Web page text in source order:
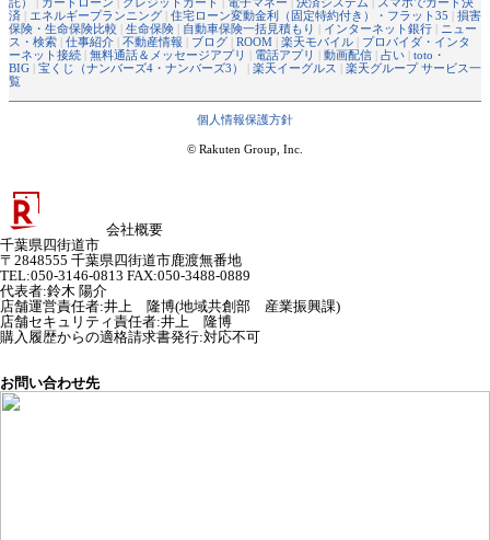
済 | エネルギープランニング | 住宅ローン変動金利（固定特約付き）・フラット35 | 損害
保険・生命保険比較 | 生命保険 | 自動車保険一括見積もり | インターネット銀行 | ニュー
ス・検索 | 仕事紹介 | 不動産情報 | ブログ | ROOM | 楽天モバイル | プロバイダ・インタ
ーネット接続 | 無料通話＆メッセージアプリ | 電話アプリ | 動画配信 | 占い | toto・
BIG | 宝くじ（ナンバーズ4・ナンバーズ3） | 楽天イーグルス | 楽天グループ サービス一
覧
個人情報保護方針
© Rakuten Group, Inc.
会社概要
千葉県四街道市
〒2848555 千葉県四街道市鹿渡無番地
TEL:050-3146-0813 FAX:050-3488-0889
代表者:鈴木 陽介
店舗運営責任者:井上 隆博(地域共創部 産業振興課)
店舗セキュリティ責任者:井上 隆博
購入履歴からの適格請求書発行:対応不可
お問い合わせ先